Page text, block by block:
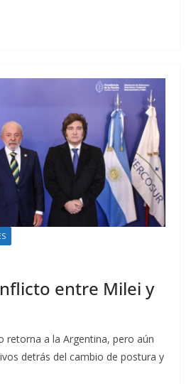
entre Milei y
retorna a la Argentina, pero aún
detrás del cambio de postura y